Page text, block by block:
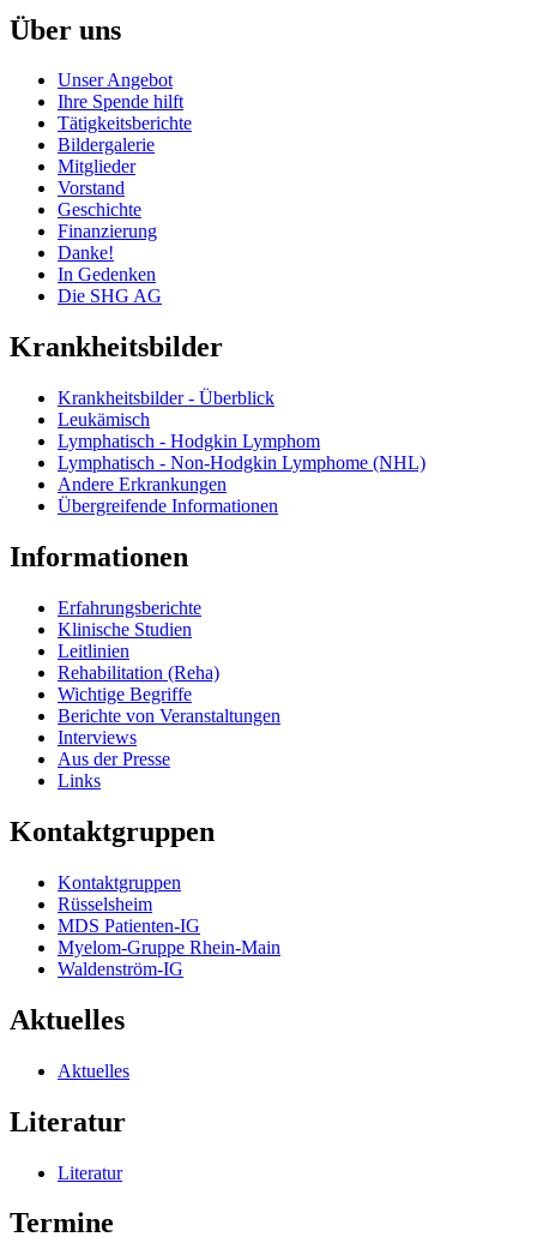
Über uns
Unser Angebot
Ihre Spende hilft
Tätigkeitsberichte
Bildergalerie
Mitglieder
Vorstand
Geschichte
Finanzierung
Danke!
In Gedenken
Die SHG AG
Krankheitsbilder
Krankheitsbilder - Überblick
Leukämisch
Lymphatisch - Hodgkin Lymphom
Lymphatisch - Non-Hodgkin Lymphome (NHL)
Andere Erkrankungen
Übergreifende Informationen
Informationen
Erfahrungsberichte
Klinische Studien
Leitlinien
Rehabilitation (Reha)
Wichtige Begriffe
Berichte von Veranstaltungen
Interviews
Aus der Presse
Links
Kontaktgruppen
Kontaktgruppen
Rüsselsheim
MDS Patienten-IG
Myelom-Gruppe Rhein-Main
Waldenström-IG
Aktuelles
Aktuelles
Literatur
Literatur
Termine